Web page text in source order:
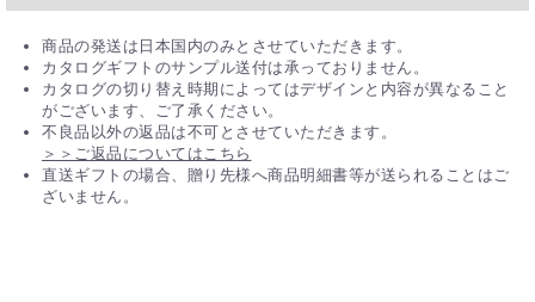
商品の発送は日本国内のみとさせていただきます。
カタログギフトのサンプル送付は承っておりません。
カタログの切り替え時期によってはデザインと内容が異なること
がございます、ご了承ください。
不良品以外の返品は不可とさせていただきます。
＞＞ご返品についてはこちら
直送ギフトの場合、贈り先様へ商品明細書等が送られることはご
ざいません。